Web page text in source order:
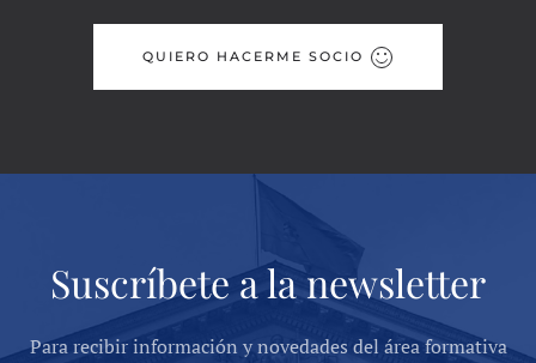
QUIERO HACERME SOCIO
Suscríbete a la newsletter
Para recibir información y novedades del área formativa